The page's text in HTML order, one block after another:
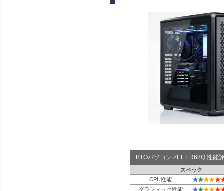
BTOパソコン ZEFT R68Q 性能
スペック
CPU性能
★★★★★
グラフィック性能 ★★★★★